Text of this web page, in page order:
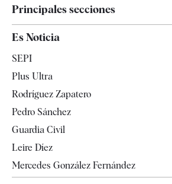
Principales secciones
España
Televisión
Es Noticia
SEPI
Plus Ultra
Rodríguez Zapatero
Pedro Sánchez
Guardia Civil
Leire Díez
Mercedes González Fernández